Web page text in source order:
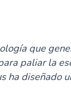
que
paliar la
ha diseñado